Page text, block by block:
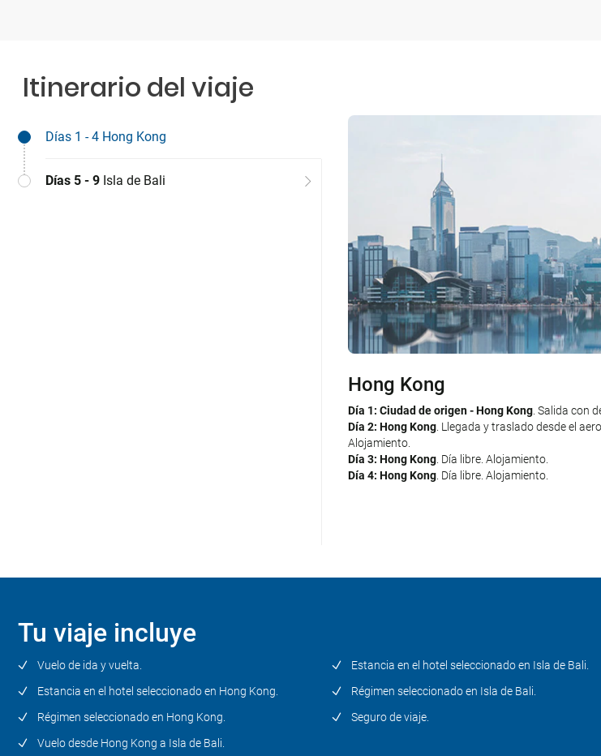
Itinerario del viaje
Días 1 - 4 Hong Kong
Días 5 - 9 Isla de Bali
Hong Kong
Día 1: Ciudad de origen - Hong Kong. Salida con
Día 2: Hong Kong. Llegada y traslado desde el
Alojamiento.
Día 3: Hong Kong. Día libre. Alojamiento.
Día 4: Hong Kong. Día libre. Alojamiento.
Isla de Bali
Día 5: Hong Kong - Isla de Bali. Traslado al
aeropuerto al hotel seleccionado en Isla de Bali
Día 6: Isla de Bali
Día 7: Isla de Bali. Día libre. Alojamiento.
Día 8: Isla de Bali. Día libre. Alojamiento.
Tu viaje incluye
Vuelo de ida y vuelta.
Estancia en el hotel seleccionado en Hong Kong.
Régimen seleccionado en Hong Kong.
Vuelo desde Hong Kong a Isla de Bali.
Estancia en el hotel seleccionado en Isla de Bali.
Régimen seleccionado en Isla de Bali.
Seguro de viaje.